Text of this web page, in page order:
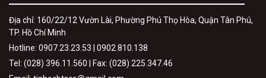
Địa chỉ: 160/22/12 Vườn Lài, Phường Phú Thọ Hòa, Quận Tân Phú,
TP. Hồ Chí Minh
Hotline: 0907.23.23.53 | 0902.810.138
Tel: (028) 396.11.560 | Fax: (028) 225.347.46